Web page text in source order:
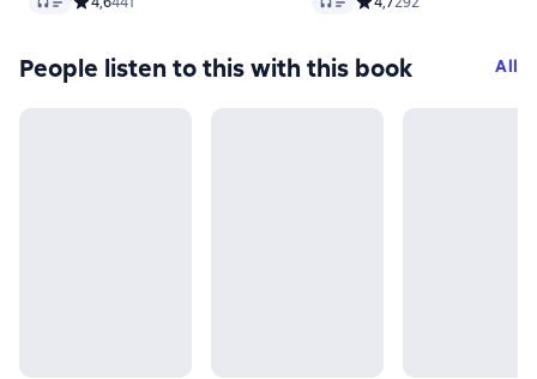
People listen to this with this book All